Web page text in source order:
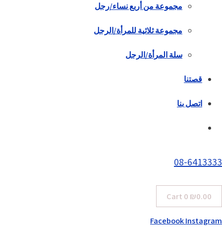
مجموعة من أربع نساء/رجل
مجموعة ثلاثية للمرأة/الرجل
سلة المرأة/الرجل
قصتنا
اتصل بنا
08-6413333
₪0.00
0
Cart
FacebookInstagram